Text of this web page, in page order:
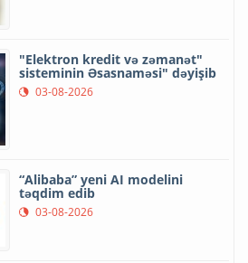
"Elektron kredit və zəmanət"
sisteminin Əsasnaməsi" dəyişib
03-08-2026
“Alibaba” yeni AI modelini
təqdim edib
03-08-2026